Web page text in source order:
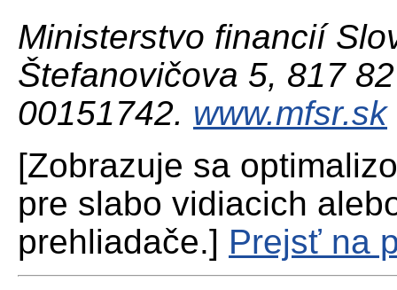
Ministerstvo financií
Štefanovičova 5, 817
00151742. www.mfsr.sk
[Zobrazuje sa
pre slabo vidiacich
prehliadače.] Prejsť na